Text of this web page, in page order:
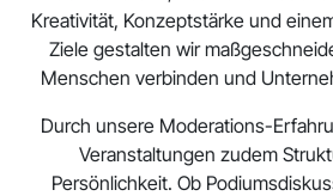
Kreativität, Konzeptstärke und
Ziele gestalten wir
Menschen verbinden und
Durch unsere Moderations-
Veranstaltungen zudem
Persönlichkeit. Ob